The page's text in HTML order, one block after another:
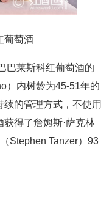
葡萄酒
巴莱斯科红葡萄酒的
）内树龄为45-51年的
的管理方式，不使用
得了詹姆斯·萨克林
Stephen Tanzer）93